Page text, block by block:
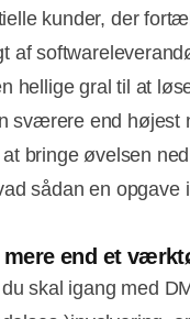
kunder, der
af
hellige gral til at
sværere end højest
bringe øvelsen
sådan en
end et
skal igang med